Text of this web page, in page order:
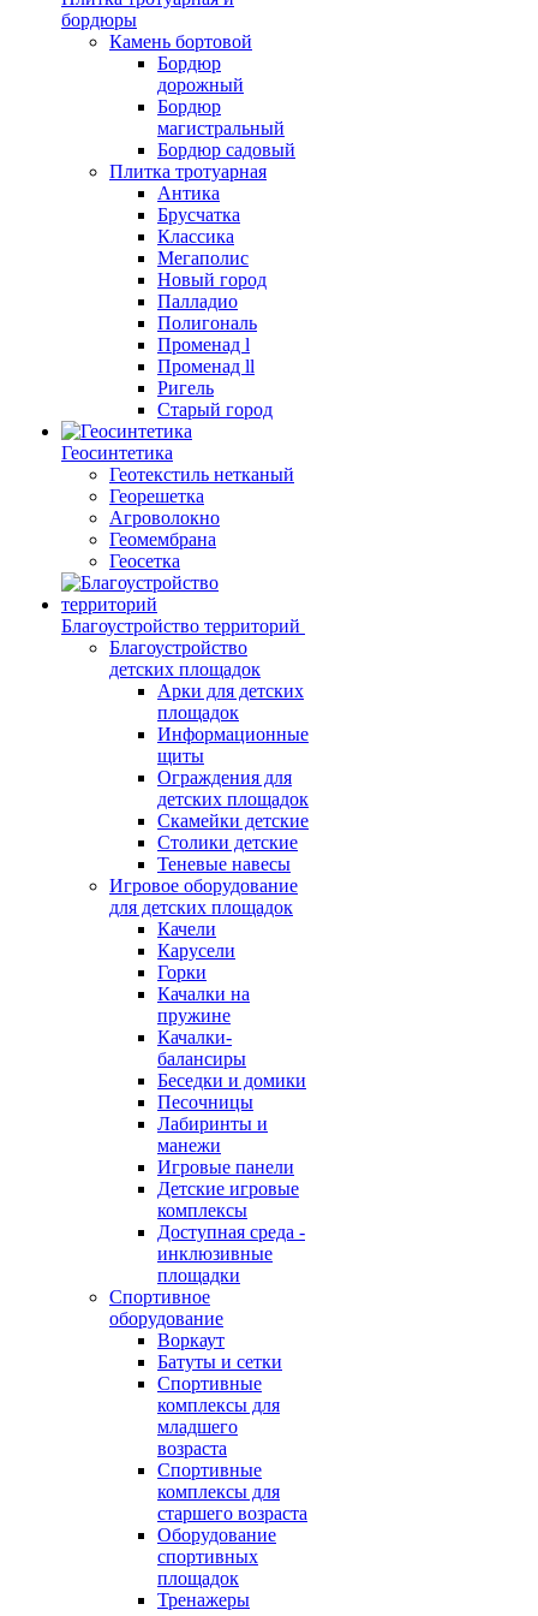
бордюры
Камень бортовой
Бордюр
дорожный
Бордюр
магистральный
Бордюр садовый
Плитка тротуарная
Антика
Брусчатка
Классика
Мегаполис
Новый город
Палладио
Полигональ
Променад l
Променад ll
Ригель
Старый город
Геосинтетика
Геотекстиль нетканый
Георешетка
Агроволокно
Геомембрана
Геосетка
Благоустройство территорий
Благоустройство
детских площадок
Арки для детских
площадок
Информационные
щиты
Ограждения для
детских площадок
Скамейки детские
Столики детские
Теневые навесы
Игровое оборудование
для детских площадок
Качели
Карусели
Горки
Качалки на
пружине
Качалки-
балансиры
Беседки и домики
Песочницы
Лабиринты и
манежи
Игровые панели
Детские игровые
комплексы
Доступная среда -
инклюзивные
площадки
Спортивное
оборудование
Воркаут
Батуты и сетки
Спортивные
комплексы для
младшего
возраста
Спортивные
комплексы для
старшего возраста
Оборудование
спортивных
площадок
Тренажеры